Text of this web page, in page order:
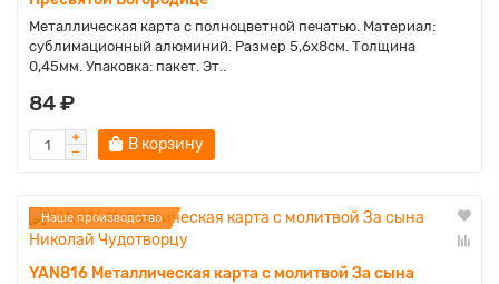
Металлическая карта с полноцветной печатью. Материал:
сублимационный алюминий. Размер 5,6х8см. Толщина
0,45мм. Упаковка: пакет. Эт..
84 ₽
В корзину
Наше производство
YAN816 Металлическая карта с молитвой За сына